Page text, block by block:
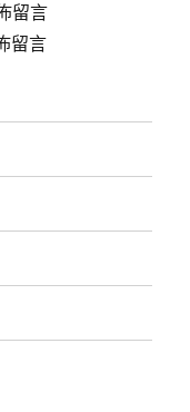
留言
留言